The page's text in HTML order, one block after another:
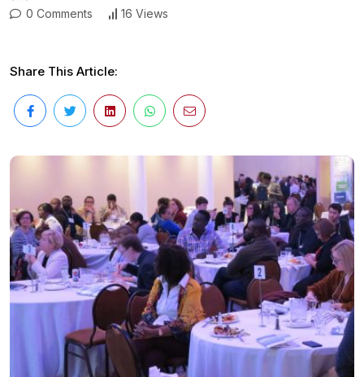
0 Comments
16 Views
Share This Article: